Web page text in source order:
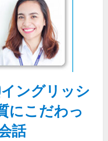
イングリッシ
にこだわっ
話